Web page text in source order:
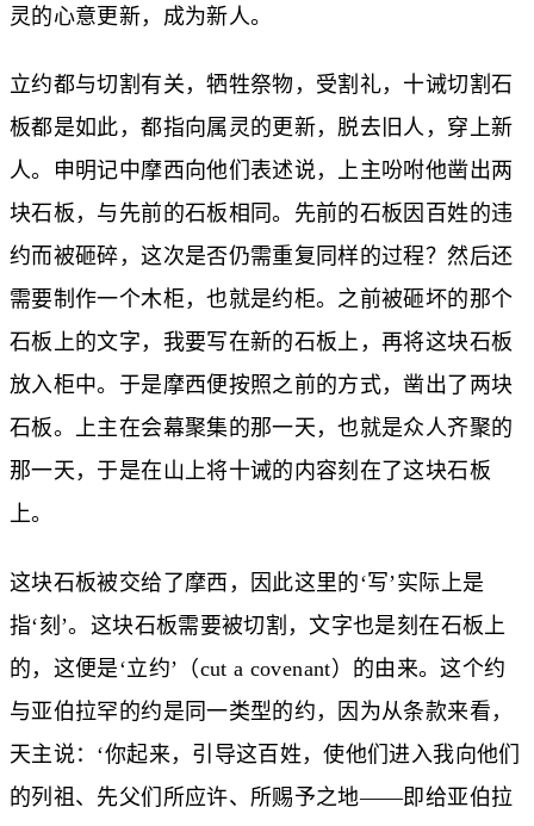
灵的心意更新，成为新人。
立约都与切割有关，牺牲祭物，受割礼，十诫切割石
板都是如此，都指向属灵的更新，脱去旧人，穿上新
人。申明记中摩西向他们表述说，上主吩咐他凿出两
块石板，与先前的石板相同。先前的石板因百姓的违
约而被砸碎，这次是否仍需重复同样的过程？然后还
需要制作一个木柜，也就是约柜。之前被砸坏的那个
石板上的文字，我要写在新的石板上，再将这块石板
放入柜中。于是摩西便按照之前的方式，凿出了两块
石板。上主在会幕聚集的那一天，也就是众人齐聚的
那一天，于是在山上将十诫的内容刻在了这块石板
上。
这块石板被交给了摩西，因此这里的‘写’实际上是
指‘刻’。这块石板需要被切割，文字也是刻在石板上
的，这便是‘立约’（cut a covenant）的由来。这个约
与亚伯拉罕的约是同一类型的约，因为从条款来看，
天主说：‘你起来，引导这百姓，使他们进入我向他们
的列祖、先父们所应许、所赐予之地——即给亚伯拉